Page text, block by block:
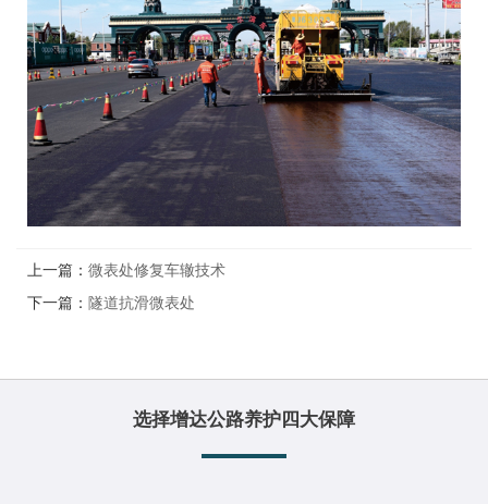
上一篇： 微表处修复车辙技术
下一篇： 隧道抗滑微表处
选择增达公路养护四大保障